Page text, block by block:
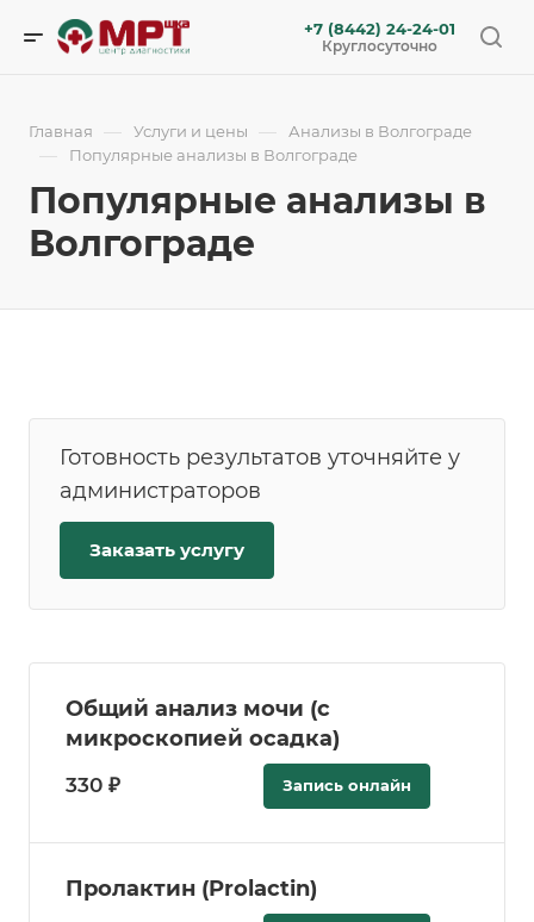
+7 (8442) 24-24-01
Круглосуточно
Главная — Услуги и цены — Анализы в Волгограде
— Популярные анализы в Волгограде
Популярные анализы в
Волгограде
Готовность результатов уточняйте у
администраторов
Заказать услугу
Общий анализ мочи (с
микроскопией осадка)
330 ₽ Запись онлайн
Пролактин (Prolactin)